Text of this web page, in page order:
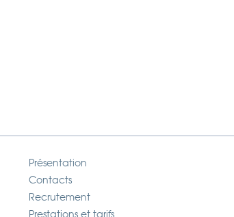
Présentation
Contacts
Recrutement
Prestations et tarifs